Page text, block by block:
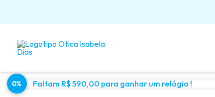
0% Faltam R$ 590,00 para ganhar um relógio !